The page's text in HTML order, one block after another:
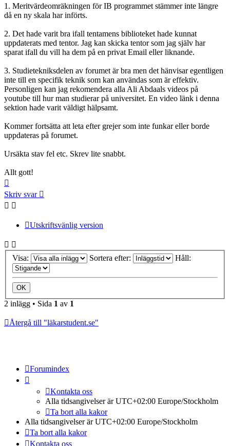
1. Meritvärdeomräkningen för IB programmet stämmer inte längre
då en ny skala har införts.
2. Det hade varit bra ifall tentamens biblioteket hade kunnat
uppdaterats med tentor. Jag kan skicka tentor som jag själv har
sparat ifall du vill ha dem på en privat Email eller liknande.
3. Studietekniksdelen av forumet är bra men det hänvisar egentligen
inte till en specifik teknik som kan användas som är effektiv.
Personligen kan jag rekomendera alla Ali Abdaals videos på
youtube till hur man studierar på universitet. En video länk i denna
sektion hade varit väldigt hälpsamt.
Kommer fortsätta att leta efter grejer som inte funkar eller borde
uppdateras på forumet.
Ursäkta stav fel etc. Skrev lite snabbt.
Allt gott!
Skriv svar
Utskriftsvänlig version
Visa: Sortera efter: Håll:
2 inlägg • Sida 1 av 1
Återgå till "läkarstudent.se"
Forumindex
Kontakta oss
Alla tidsangivelser är UTC+02:00 Europe/Stockholm
Ta bort alla kakor
Alla tidsangivelser är UTC+02:00 Europe/Stockholm
Ta bort alla kakor
Kontakta oss